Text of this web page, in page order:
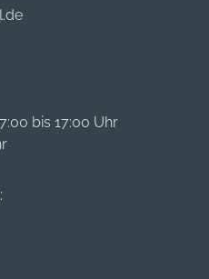
bis 17:00 Uhr